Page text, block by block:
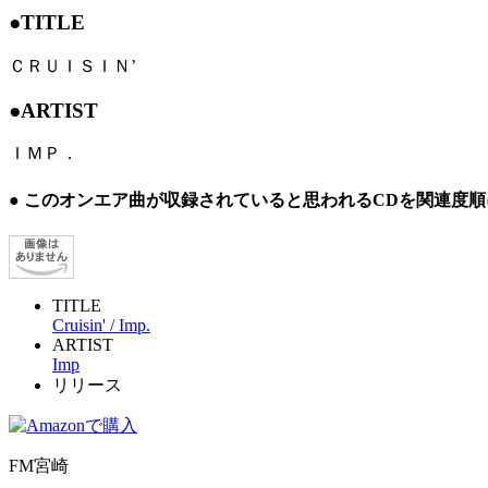
●TITLE
ＣＲＵＩＳＩＮ’
●ARTIST
ＩＭＰ．
● このオンエア曲が収録されていると思われるCDを関連度
TITLE
Cruisin' / Imp.
ARTIST
Imp
リリース
FM宮崎